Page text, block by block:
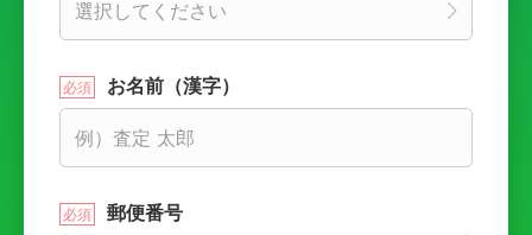
お名前（漢字）
郵便番号